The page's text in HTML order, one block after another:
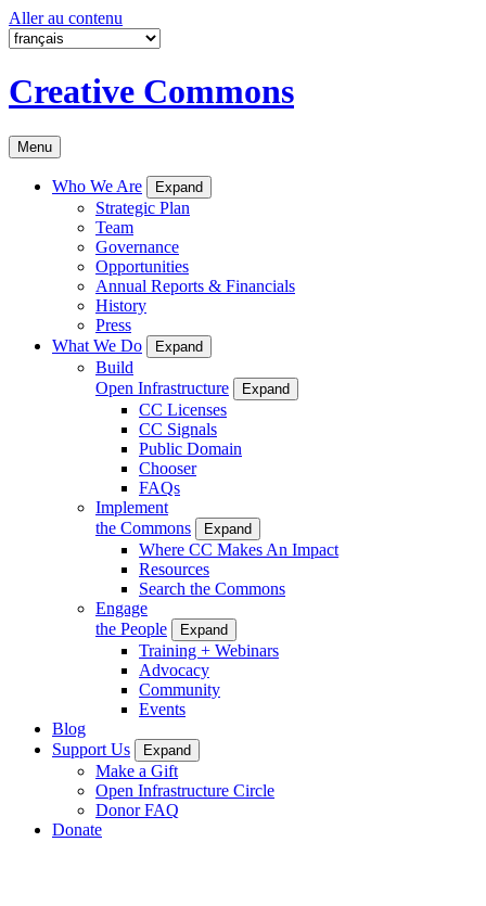
Aller au contenu
Creative Commons
Menu
Who We Are Expand
Strategic Plan
Team
Governance
Opportunities
Annual Reports & Financials
History
Press
What We Do
Expand
Build
Open Infrastructure
Expand
CC Licenses
CC Signals
Public Domain
Chooser
FAQs
Implement
the Commons
Expand
Where CC Makes An Impact
Resources
Search the Commons
Engage
the People
Expand
Training + Webinars
Advocacy
Community
Events
Blog
Support Us
Expand
Make a Gift
Open Infrastructure Circle
Donor FAQ
Donate